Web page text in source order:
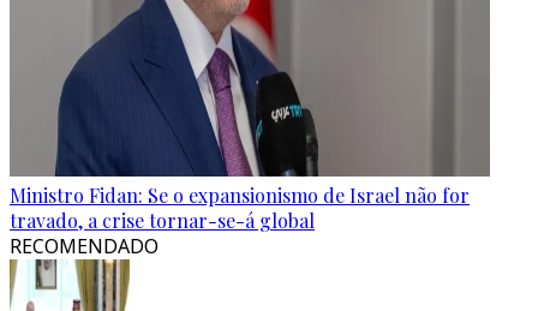
Ministro Fidan: Se o expansionismo de Israel não for
travado, a crise tornar-se-á global
RECOMENDADO